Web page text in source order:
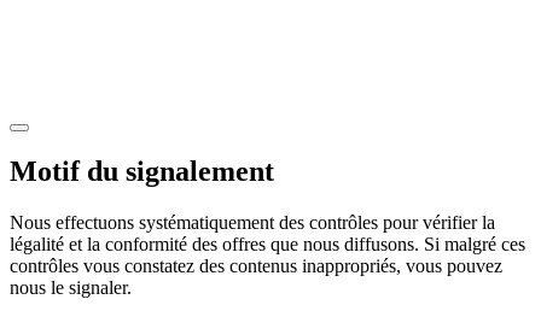
Motif du signalement
Nous effectuons systématiquement des contrôles pour vérifier la
légalité et la conformité des offres que nous diffusons. Si malgré ces
contrôles vous constatez des contenus inappropriés, vous pouvez
nous le signaler.